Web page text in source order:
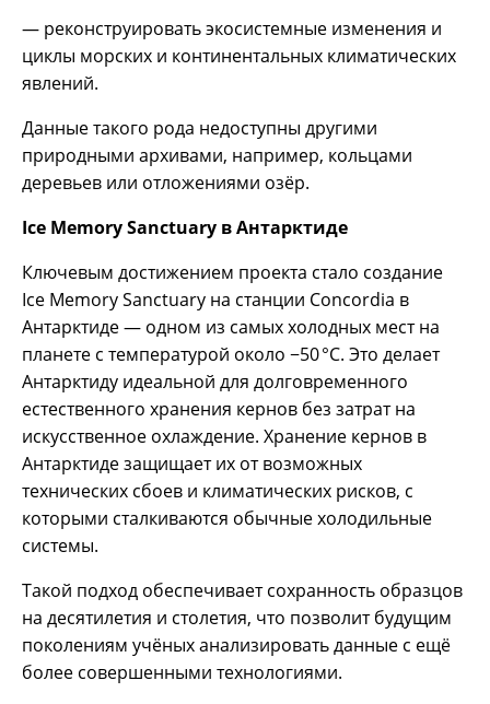
— реконструировать экосистемные изменения и
циклы морских и континентальных климатических
явлений.
Данные такого рода недоступны другими
природными архивами, например, кольцами
деревьев или отложениями озёр.
Ice Memory Sanctuary в Антарктиде
Ключевым достижением проекта стало создание
Ice Memory Sanctuary на станции Concordia в
Антарктиде — одном из самых холодных мест на
планете с температурой около −50 °C. Это делает
Антарктиду идеальной для долговременного
естественного хранения кернов без затрат на
искусственное охлаждение. Хранение кернов в
Антарктиде защищает их от возможных
технических сбоев и климатических рисков, с
которыми сталкиваются обычные холодильные
системы.
Такой подход обеспечивает сохранность образцов
на десятилетия и столетия, что позволит будущим
поколениям учёных анализировать данные с ещё
более совершенными технологиями.